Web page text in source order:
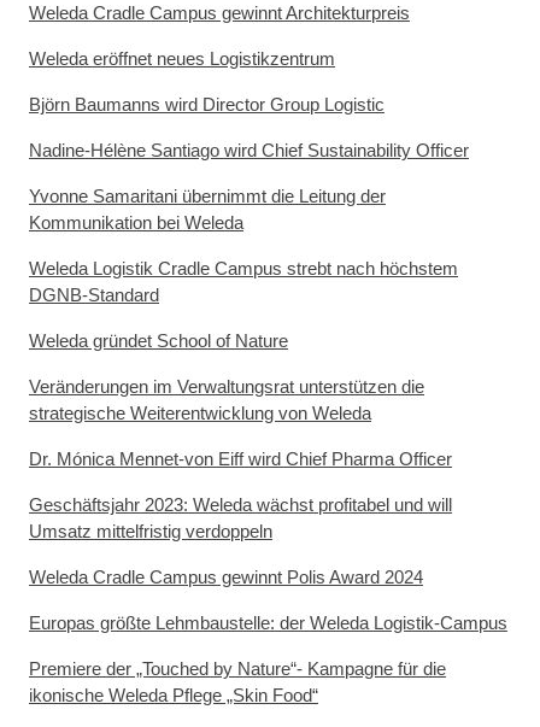
Weleda Cradle Campus gewinnt Architekturpreis
Weleda eröffnet neues Logistikzentrum
Björn Baumanns wird Director Group Logistic
Nadine-Hélène Santiago wird Chief Sustainability Officer
Yvonne Samaritani übernimmt die Leitung der
Kommunikation bei Weleda
Weleda Logistik Cradle Campus strebt nach höchstem
DGNB-Standard
Weleda gründet School of Nature
Veränderungen im Verwaltungsrat unterstützen die
strategische Weiterentwicklung von Weleda
Dr. Mónica Mennet-von Eiff wird Chief Pharma Officer
Geschäftsjahr 2023: Weleda wächst profitabel und will
Umsatz mittelfristig verdoppeln
Weleda Cradle Campus gewinnt Polis Award 2024
Europas größte Lehmbaustelle: der Weleda Logistik-Campus
Premiere der „Touched by Nature“- Kampagne für die
ikonische Weleda Pflege „Skin Food“